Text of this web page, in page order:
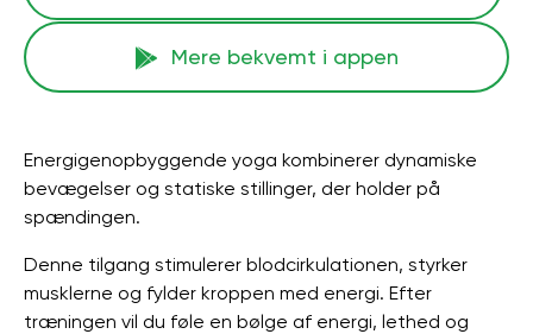
Mere bekvemt i appen
Energigenopbyggende yoga kombinerer dynamiske
bevægelser og statiske stillinger, der holder på
spændingen.
Denne tilgang stimulerer blodcirkulationen, styrker
musklerne og fylder kroppen med energi. Efter
træningen vil du føle en bølge af energi, lethed og